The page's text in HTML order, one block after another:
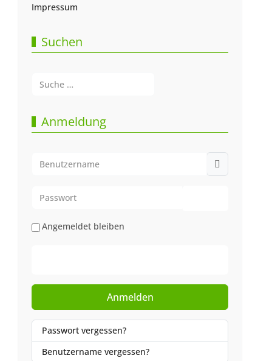
Impressum
Suchen
Anmeldung
Angemeldet bleiben
Anmelden
Passwort vergessen?
Benutzername vergessen?